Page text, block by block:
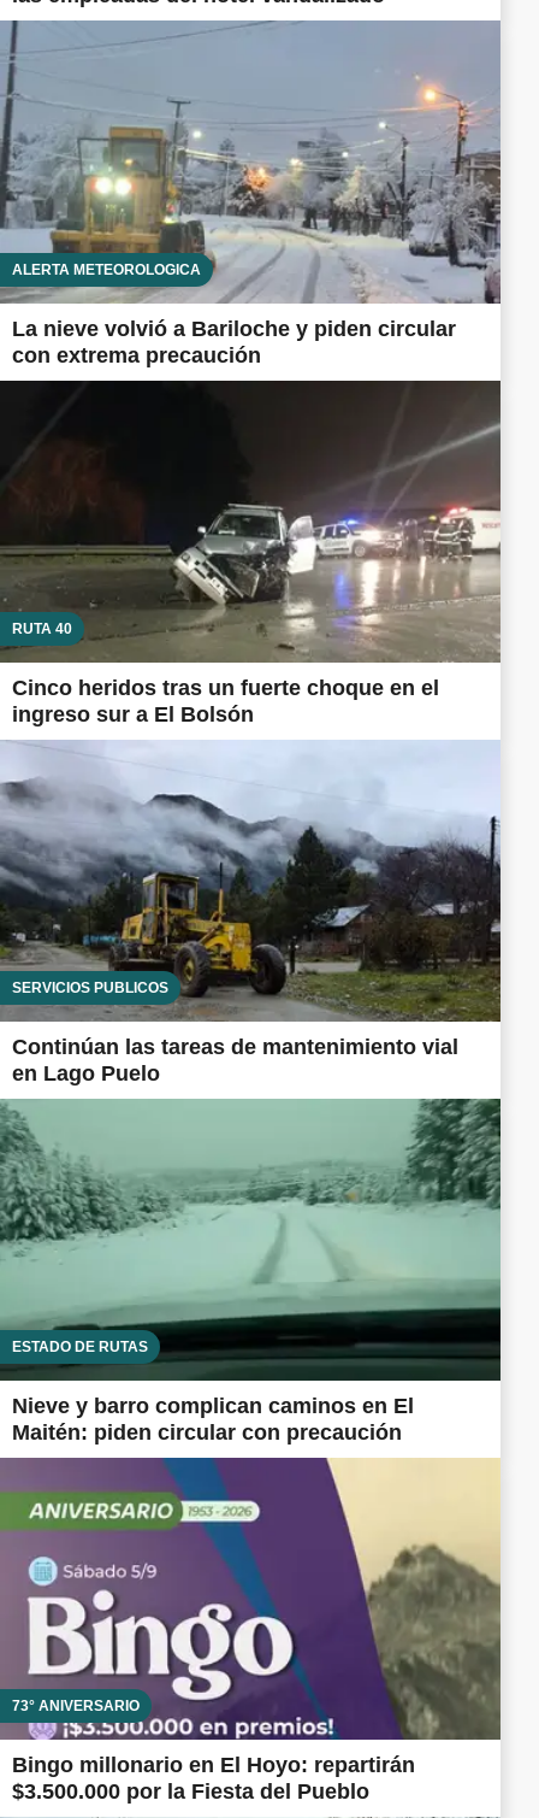
ALERTA METEOROLÓGICA
La nieve volvió a Bariloche y piden circular
con extrema precaución
RUTA 40
Cinco heridos tras un fuerte choque en el
ingreso sur a El Bolsón
SERVICIOS PÚBLICOS
Continúan las tareas de mantenimiento vial
en Lago Puelo
ESTADO DE RUTAS
Nieve y barro complican caminos en El
Maitén: piden circular con precaución
73° ANIVERSARIO
Bingo millonario en El Hoyo: repartirán
$3.500.000 por la Fiesta del Pueblo